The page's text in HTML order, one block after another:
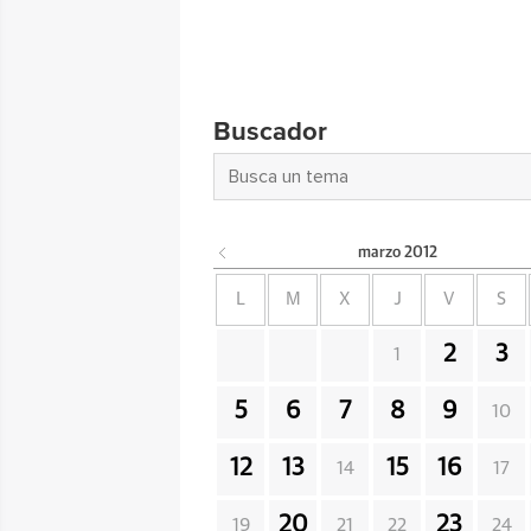
Buscador
marzo 2012
L M X J V S
1 2 3
5 6 7 8 9 10
12 13 14 15 16 17
19 20 21 22 23 24